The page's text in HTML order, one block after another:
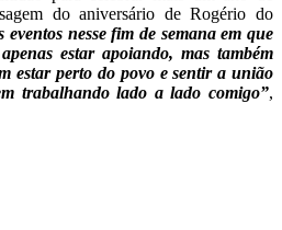
do aniversário de Rogério do
nesse fim de semana em que
estar apoiando, mas também
estar perto do povo e sentir a união
trabalhando lado a lado comigo”,